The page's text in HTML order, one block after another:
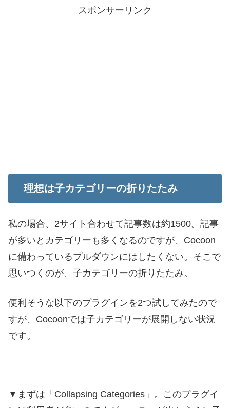
スポンサーリンク
理想は子カテゴリーの折りたたみ
私の場合、2サイト合わせて記事数は約1500。記事
が多いとカテゴリーも多くなるのですが、Cocoon
に備わっているプルダウンにはしたくない。そこで
思いつくのが、子カテゴリーの折りたたみ。
便利そうな以下のプラグインを2つ試してみたので
すが、Cocoonでは子カテゴリーが展開しない状況
です。
▼まずは「Collapsing Categories」。このプラグイ